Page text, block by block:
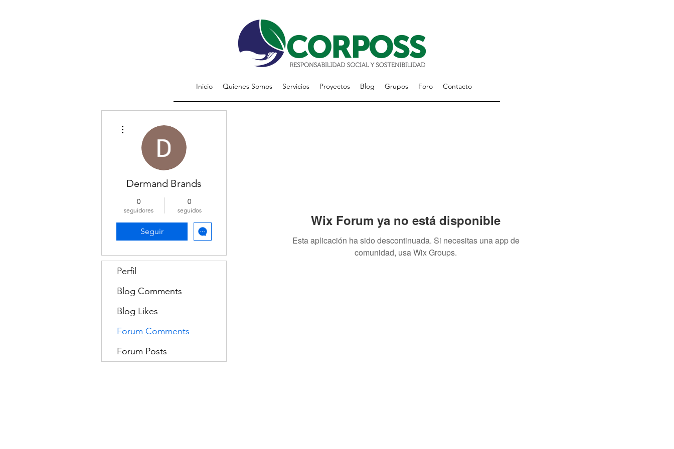
Inicio Quienes Somos Servicios Proyectos Blog Grupos Foro Contacto
Wix Forum ya no está disponible
Esta aplicación ha sido descontinuada. Si necesitas una app de
comunidad, usa Wix Groups.
Dermand Brands
0
seguidores
0
seguidos
Seguir
Perfil
Blog Comments
Blog Likes
Forum Comments
Forum Posts